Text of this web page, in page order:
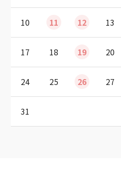
10 11 12 13
17 18 19 20
24 25 26 27
31